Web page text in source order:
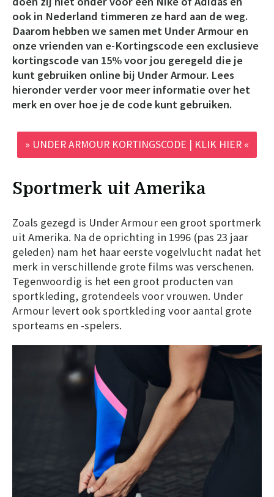
ook in Nederland timmeren ze hard aan de weg.
Daarom hebben we samen met Under Armour en
onze vrienden van e-Kortingscode een exclusieve
kortingscode van 15% voor jou geregeld die je
kunt gebruiken online bij Under Armour. Lees
hieronder verder voor meer informatie over het
merk en over hoe je de code kunt gebruiken.
» UNDER ARMOUR KORTINGSCODE | KLIK HIER «
Sportmerk uit Amerika
Zoals gezegd is Under Armour een groot sportmerk
uit Amerika. Na de oprichting in 1996 (pas 23 jaar
geleden) nam het haar eerste vogelvlucht nadat het
merk in verschillende grote films was verschenen.
Tegenwoordig is het een groot producten van
sportkleding, grotendeels voor vrouwen. Under
Armour levert ook sportkleding voor aantal grote
sporteams en -spelers.